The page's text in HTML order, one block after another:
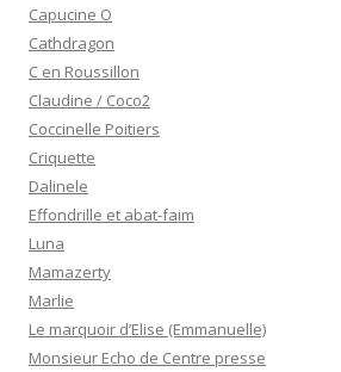
Capucine O
Cathdragon
C en Roussillon
Claudine / Coco2
Coccinelle Poitiers
Criquette
Dalinele
Effondrille et abat-faim
Luna
Mamazerty
Marlie
Le marquoir d’Elise (Emmanuelle)
Monsieur Echo de Centre presse